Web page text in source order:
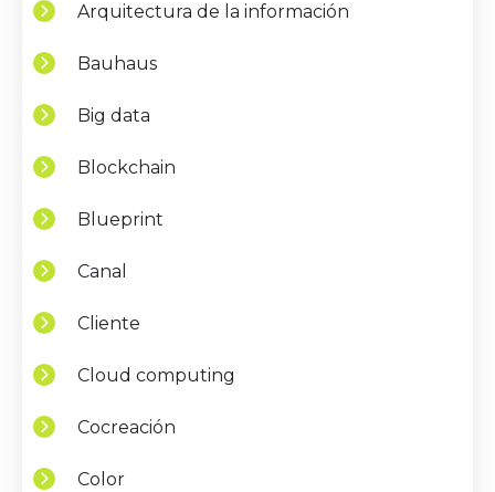
Arquitectura de la información
Bauhaus
Big data
Blockchain
Blueprint
Canal
Cliente
Cloud computing
Cocreación
Color